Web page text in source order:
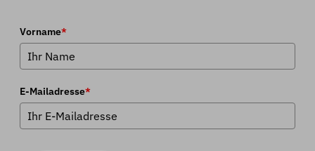
Vorname*
E-Mailadresse*